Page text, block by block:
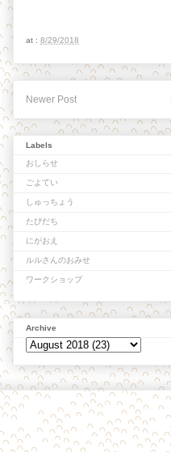
at : 8/29/2018
Newer Post
Labels
おしらせ
ごよてい
しゅっちょう
たびだち
にがおえ
ルルさんのおみせ
ワークショップ
Archive